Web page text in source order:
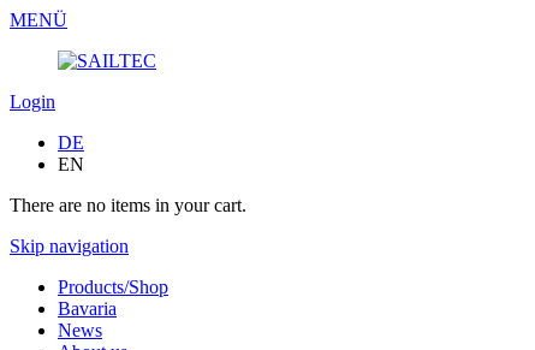
MENÜ
Login
DE
EN
There are no items in your cart.
Skip navigation
Products/Shop
Bavaria
News